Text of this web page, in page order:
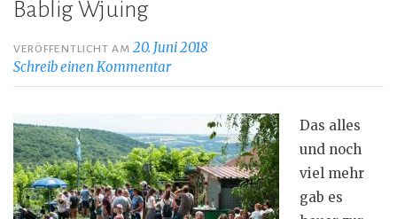
Bablig Wjuing
VERÖFFENTLICHT AM20. Juni 2018
Schreib einen Kommentar
Das alles
und noch
viel mehr
gab es